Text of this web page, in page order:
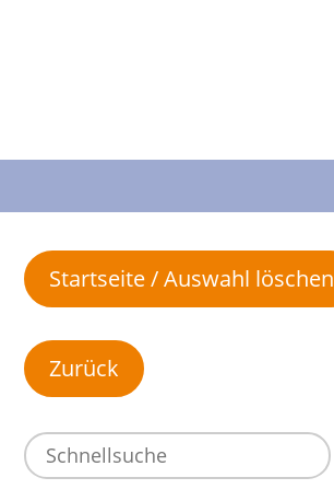
Startseite / Auswahl löschen